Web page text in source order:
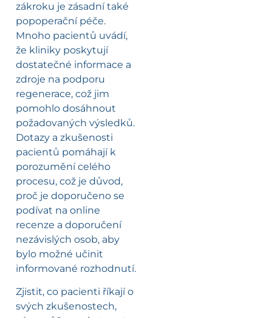
zákroku je zásadní také
popoperační péče.
Mnoho pacientů uvádí,
že kliniky poskytují
dostatečné informace a
zdroje na podporu
regenerace, což jim
pomohlo dosáhnout
požadovaných výsledků.
Dotazy a zkušenosti
pacientů pomáhají k
porozumění celého
procesu, což je důvod,
proč je doporučeno se
podívat na online
recenze a doporučení
nezávislých osob, aby
bylo možné učinit
informované rozhodnutí.
Zjistit, co pacienti říkají o
svých zkušenostech,